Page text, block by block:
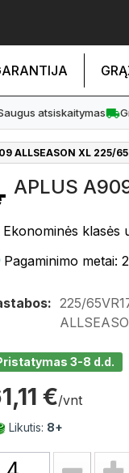
atsiskaitymas
ALLSEASON XL 225/
APLUS
Ekonominės klasės
Pagaminimo metai:
225/
3-8 d.d.
€/vnt
Likutis: 8+